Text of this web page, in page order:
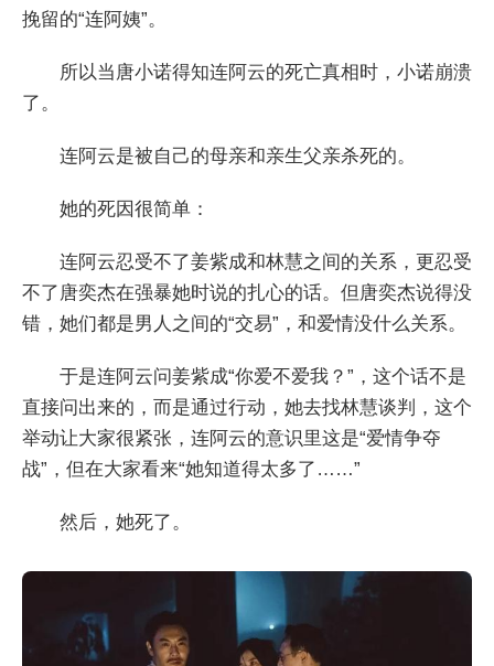
挽留的“连阿姨”。
所以当唐小诺得知连阿云的死亡真相时，小诺崩溃
了。
连阿云是被自己的母亲和亲生父亲杀死的。
她的死因很简单：
连阿云忍受不了姜紫成和林慧之间的关系，更忍受
不了唐奕杰在强暴她时说的扎心的话。但唐奕杰说得没
错，她们都是男人之间的“交易”，和爱情没什么关系。
于是连阿云问姜紫成“你爱不爱我？”，这个话不是
直接问出来的，而是通过行动，她去找林慧谈判，这个
举动让大家很紧张，连阿云的意识里这是“爱情争夺
战”，但在大家看来“她知道得太多了……”
然后，她死了。